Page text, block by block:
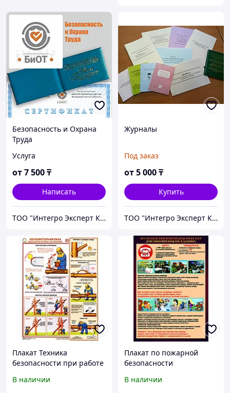
Безопасность и Охрана
Труда
Услуга
от7 500₸
Написать
TOO "Интегро Эксперт Казахстан"
Журналы
Под заказ
от5 000₸
Купить
TOO "Интегро Эксперт Казахстан"
Плакат Техника
безопасности при работе
В наличии
Плакат по пожарной
безопасности
В наличии